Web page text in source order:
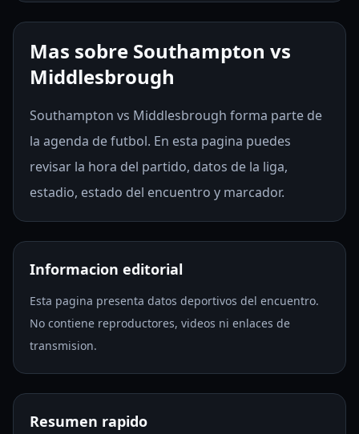
Mas sobre Southampton vs
Middlesbrough
Southampton vs Middlesbrough forma parte de
la agenda de futbol. En esta pagina puedes
revisar la hora del partido, datos de la liga,
estadio, estado del encuentro y marcador.
Informacion editorial
Esta pagina presenta datos deportivos del encuentro.
No contiene reproductores, videos ni enlaces de
transmision.
Resumen rapido